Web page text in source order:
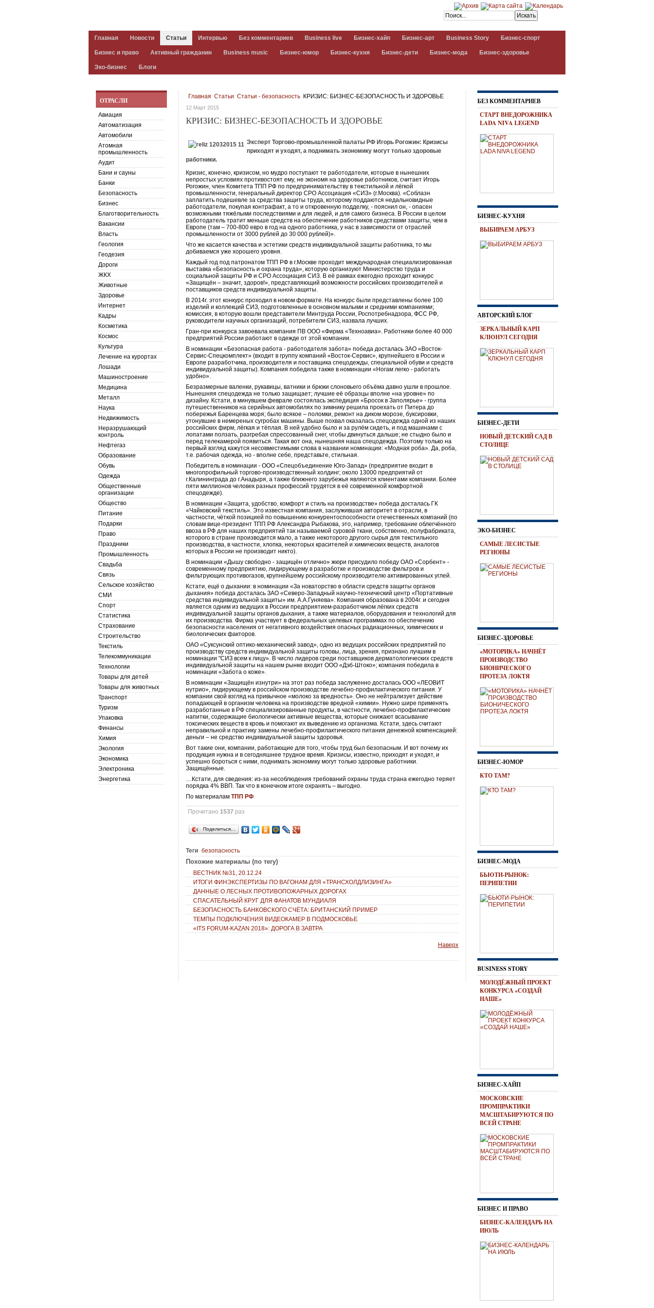
Главная Новости Статьи Интервью Без комментариев Business live Бизнес-хайп Бизнес-арт Business Story Бизнес-спорт
Бизнес и право Активный гражданин Business music Бизнес-юмор Бизнес-кухня Бизнес-дети Бизнес-мода Бизнес-здоровье
Эко-бизнес Блоги
Главная Статьи Статьи - безопасность КРИЗИС: БИЗНЕС-БЕЗОПАСНОСТЬ И ЗДОРОВЬЕ
12 Март 2015
КРИЗИС: БИЗНЕС-БЕЗОПАСНОСТЬ И ЗДОРОВЬЕ
Эксперт Торгово-промышленной палаты РФ Игорь Рогожин: Кризисы
приходят и уходят, а поднимать экономику могут только здоровые
работники.
Кризис, конечно, кризисом, но мудро поступают те работодатели, которые в нынешних
непростых условиях противостоят ему, не экономя на здоровье работников, считает Игорь
Рогожин, член Комитета ТПП РФ по предпринимательству в текстильной и лёгкой
промышленности, генеральный директор СРО Ассоциация «СИЗ» (г.Москва). «Соблазн
заплатить подешевле за средства защиты труда, которому поддаются недальновидные
работодатели, покупая контрафакт, а то и откровенную подделку, - пояснил он, - опасен
возможными тяжёлыми последствиями и для людей, и для самого бизнеса. В России в целом
работодатель тратит меньше средств на обеспечение работников средствами защиты, чем в
Европе (там – 700-800 евро в год на одного работника, у нас в зависимости от отраслей
промышленности от 3000 рублей до 30 000 рублей)».
Что же касается качества и эстетики средств индивидуальной защиты работника, то мы
добиваемся уже хорошего уровня.
Каждый год под патронатом ТПП РФ в г.Москве проходит международная специализированная
выставка «Безопасность и охрана труда», которую организуют Министерство труда и
социальной защиты РФ и СРО Ассоциация СИЗ. В её рамках ежегодно проходит конкурс
«Защищён – значит, здоров!», представляющий возможности российских производителей и
поставщиков средств индивидуальной защиты.
В 2014г. этот конкурс проходил в новом формате. На конкурс были представлены более 100
изделий и коллекций СИЗ, подготовленные в основном малыми и средними компаниями;
комиссия, в которую вошли представители Минтруда России, Роспотребнадзора, ФСС РФ,
руководители научных организаций, потребители СИЗ, назвала лучших.
Гран-при конкурса завоевала компания ПВ ООО «Фирма «Техноавиа». Работники более 40 000
предприятий России работают в одежде от этой компании.
В номинации «Безопасная работа - работодателя забота» победа досталась ЗАО «Восток-
Сервис-Спецкомплект» (входит в группу компаний «Восток-Сервис», крупнейшего в России и
Европе разработчика, производителя и поставщика спецодежды, специальной обуви и средств
индивидуальной защиты). Компания победила также в номинации «Ногам легко - работать
удобно».
Безразмерные валенки, рукавицы, ватники и брюки слоновьего объёма давно ушли в прошлое.
Нынешняя спецодежда не только защищает; лучшие её образцы вполне «на уровне» по
дизайну. Кстати, в минувшем феврале состоялась экспедиция «Бросок в Заполярье» - группа
путешественников на серийных автомобилях по зимнику решила проехать от Питера до
побережья Баренцева моря; было всякое – поломки, ремонт на диком морозе, буксировки,
утонувшие в немереных сугробах машины. Выше похвал оказалась спецодежда одной из наших
российских фирм, лёгкая и тёплая. В ней удобно было и за рулём сидеть, и под машинами с
лопатами ползать, разгребая спрессованный снег, чтобы двинуться дальше; не стыдно было и
перед телекамерой появиться. Такая вот она, нынешняя наша спецодежда. Поэтому только на
первый взгляд кажутся несовместимыми слова в названии номинации: «Модная роба». Да, роба,
т.е. рабочая одежда, но - вполне себе, представьте, стильная.
Победитель в номинации - ООО «Спецобъединение Юго-Запад» (предприятие входит в
многопрофильный торгово-производственный холдинг; около 13000 предприятий от
г.Калининграда до г.Анадыря, а также ближнего зарубежья являются клиентами компании. Более
пяти миллионов человек разных профессий трудятся в её современной комфортной
спецодежде).
В номинации «Защита, удобство, комфорт и стиль на производстве» победа досталась ГК
«Чайковский текстиль». Это известная компания, заслужившая авторитет в отрасли, в
частности, чёткой позицией по повышению конкурентоспособности отечественных компаний (по
словам вице-президент ТПП РФ Александра Рыбакова, это, например, требование облегчённого
ввоза в РФ для наших предприятий так называемой суровой ткани, собственно, полуфабриката,
которого в стране производится мало, а также некоторого другого сырья для текстильного
производства, в частности, хлопка, некоторых красителей и химических веществ, аналогов
которых в России не производит никто).
В номинации «Дышу свободно - защищён отлично» жюри присудило победу ОАО «Сорбент» -
современному предприятию, лидирующему в разработке и производстве фильтров и
фильтрующих противогазов, крупнейшему российскому производителю активированных углей.
Кстати, ещё о дыхании: в номинации «За новаторство в области средств защиты органов
дыхания» победа досталась ЗАО «Северо-Западный научно-технический центр «Портативные
средства индивидуальной защиты» им. А.А.Гуняева». Компания образована в 2004г. и сегодня
является одним из ведущих в России предприятием-разработчиком лёгких средств
индивидуальной защиты органов дыхания, а также материалов, оборудования и технологий для
их производства. Фирма участвует в федеральных целевых программах по обеспечению
безопасности населения от негативного воздействия опасных радиационных, химических и
биологических факторов.
ОАО «Суксунский оптико-механический завод», одно из ведущих российских предприятий по
производству средств индивидуальной защиты головы, лица, зрения, признано лучшим в
номинации "СИЗ всем к лицу». В число лидеров среди поставщиков дерматологических средств
индивидуальной защиты на нашем рынке входит ООО «Дэб-Штоко»; компания победила в
номинации «Забота о коже».
В номинации «Защищён изнутри» на этот раз победа заслуженно досталась ООО «ЛЕОВИТ
нутрио», лидирующему в российском производстве лечебно-профилактического питания. У
компании свой взгляд на привычное «молоко за вредность». Оно не нейтрализует действие
попадающей в организм человека на производстве вредной «химии». Нужно шире применять
разработанные в РФ специализированные продукты, в частности, лечебно-профилактические
напитки, содержащие биологически активные вещества, которые снижают всасывание
токсических веществ в кровь и помогают их выведению из организма. Кстати, здесь считают
неправильной и практику замены лечебно-профилактического питания денежной компенсацией:
деньги – не средство индивидуальной защиты здоровья.
Вот такие они, компании, работающие для того, чтобы труд был безопасным. И вот почему их
продукция нужна и в сегодняшнее трудное время. Кризисы, известно, приходят и уходят, и
успешно бороться с ними, поднимать экономику могут только здоровые работники.
Защищённые.
…Кстати, для сведения: из-за несоблюдения требований охраны труда страна ежегодно теряет
порядка 4% ВВП. Так что в конечном итоге охранять – выгодно.
По материаламТПП РФ
Прочитано1537 раз
Поделиться…
Теги безопасность
Похожие материалы (по тегу)
ВЕСТНИК №31, 20.12.24
ИТОГИ ФИНЭКСПЕРТИЗЫ ПО ВАГОНАМ ДЛЯ «ТРАНСХОЛДЛИЗИНГА»
ДАННЫЕ О ЛЕСНЫХ ПРОТИВОПОЖАРНЫХ ДОРОГАХ
СПАСАТЕЛЬНЫЙ КРУГ ДЛЯ ФАНАТОВ МУНДИАЛЯ
БЕЗОПАСНОСТЬ БАНКОВСКОГО СЧЁТА: БРИТАНСКИЙ ПРИМЕР
ТЕМПЫ ПОДКЛЮЧЕНИЯ ВИДЕОКАМЕР В ПОДМОСКОВЬЕ
«ITS FORUM-KAZAN 2018»: ДОРОГА В ЗАВТРА
Наверх
ОТРАСЛИ
Авиация
Автоматизация
Автомобили
Атомная
промышленность
Аудит
Бани и сауны
Банки
Безопасность
Бизнес
Благотворительность
Вакансии
Власть
Геология
Геодезия
Дороги
ЖКХ
Животные
Здоровье
Интернет
Кадры
Косметика
Космос
Культура
Лечение на курортах
Лошади
Машиностроение
Медицина
Металл
Наука
Недвижимость
Неразрушающий
контроль
Нефтегаз
Образование
Обувь
Одежда
Общественные
организации
Общество
Питание
Подарки
Право
Праздники
Промышленность
Свадьба
Связь
Сельское хозяйство
СМИ
Спорт
Статистика
Страхование
Строительство
Текстиль
Телекоммуникации
Технологии
Товары для детей
Товары для животных
Транспорт
Туризм
Упаковка
Финансы
Химия
Экология
Экономика
Электроника
Энергетика
БЕЗ КОММЕНТАРИЕВ
СТАРТ ВНЕДОРОЖНИКА
LADA NIVA LEGEND
БИЗНЕС-КУХНЯ
ВЫБИРАЕМ АРБУЗ
АВТОРСКИЙ БЛОГ
ЗЕРКАЛЬНЫЙ КАРП
КЛЮНУЛ СЕГОДНЯ
БИЗНЕС-ДЕТИ
НОВЫЙ ДЕТСКИЙ САД В
СТОЛИЦЕ
ЭКО-БИЗНЕС
САМЫЕ ЛЕСИСТЫЕ
РЕГИОНЫ
БИЗНЕС-ЗДОРОВЬЕ
«МОТОРИКА» НАЧНЁТ
ПРОИЗВОДСТВО
БИОНИЧЕСКОГО
ПРОТЕЗА ЛОКТЯ
БИЗНЕС-ЮМОР
КТО ТАМ?
БИЗНЕС-МОДА
БЬЮТИ-РЫНОК:
ПЕРИПЕТИИ
BUSINESS STORY
МОЛОДЁЖНЫЙ ПРОЕКТ
КОНКУРСА «СОЗДАЙ
НАШЕ»
БИЗНЕС-ХАЙП
МОСКОВСКИЕ
ПРОМПРАКТИКИ
МАСШТАБИРУЮТСЯ ПО
ВСЕЙ СТРАНЕ
БИЗНЕС И ПРАВО
БИЗНЕС-КАЛЕНДАРЬ НА
ИЮЛЬ